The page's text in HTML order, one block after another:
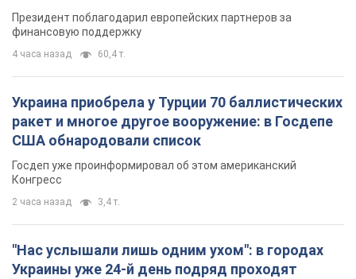
Президент поблагодарил европейских партнеров за
финансовую поддержку
4 часа назад 60,4 т.
Украина приобрела у Турции 70 баллистических
ракет и многое другое вооружение: в Госдепе
США обнародовали список
Госдеп уже проинформировал об этом американский
Конгресс
2 часа назад 3,4 т.
"Нас услышали лишь одним ухом": в городах
Украины уже 24-й день подряд проходят